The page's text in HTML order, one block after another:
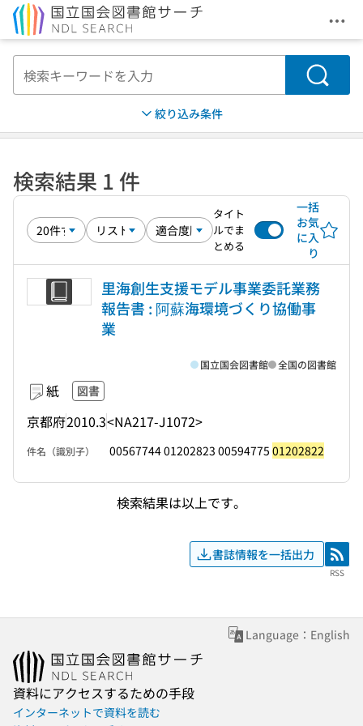
メ
検索
絞り込み条件
検索結果 1 件
タイト
ルでま
とめる
一括
お気
に入
り
里海創生支援モデル事業委託業務
報告書 : 阿蘇海環境づくり協働事
業
紙 図書
京都府2010.3<NA217-J1072>
国立国会図書館 全国の図書館
件名（識別子） 00567744 01202823 00594775 01202822
検索結果は以上です。
書誌情報を一括出力 RSS
RSS
Language：English
資料にアクセスするための手段
インターネットで資料を読む